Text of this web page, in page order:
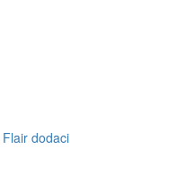
Flair dodaci